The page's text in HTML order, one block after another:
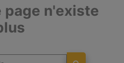
page n'existe